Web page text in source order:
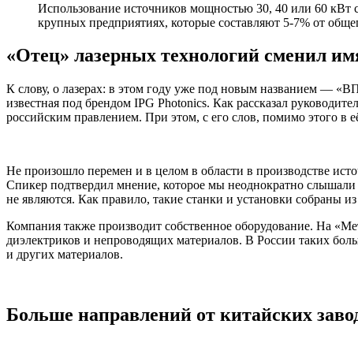
Использование источников мощностью 30, 40 или 60 кВт
крупных предприятиях, которые составляют 5-7% от
«Отец» лазерных технологий сменил
К слову, о лазерах: в этом году уже под новым названием —
известная под брендом IPG Photonics. Как рассказал
российским правлением. При этом, с его слов, помимо этого в
Не произошло перемен и в целом в области в производстве
Спикер подтвердил мнение, которое мы неоднократно
не являются. Как правило, такие станки и установки собраны
Компания также производит собственное оборудование. На
диэлектриков и непроводящих материалов. В России таких
и других материалов.
Больше направлений от китайских